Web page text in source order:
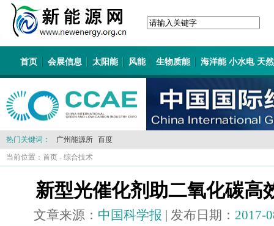
首页 会展信息 太阳能 风能 生物质能 海洋能 小水电 天
热门关键词： 广州能源所 百度
当前位置： 首页 - 综合技术
新型光催化剂助二氧化碳高
文章来源： 中国科学报 | 发布日期： 2017-